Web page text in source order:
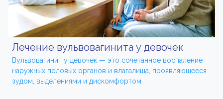
Лечение вульвовагинита у девочек
Вульвовагинит у девочек — это сочетанное воспаление
наружных половых органов и влагалища, проявляющееся
зудом, выделениями и дискомфортом.